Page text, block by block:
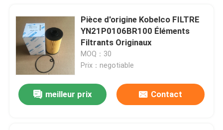
Pièce d'origine Kobelco FILTRE
YN21P0106BR100 Éléments
Filtrants Originaux
MOQ：30
Prix：negotiable
meilleur prix Contact